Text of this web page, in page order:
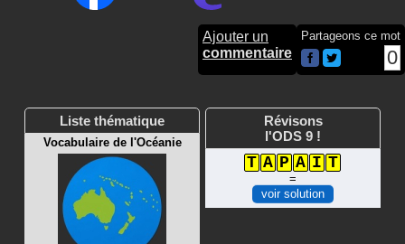
Ajouter un
commentaire
Partageons ce mot
0
Liste thématique
Vocabulaire de l'Océanie
Révisons
l'ODS 9 !
T A P A I T
=
voir solution